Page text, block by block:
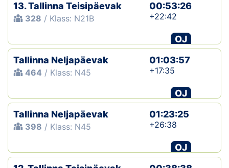
13. Tallinna Teisipäevak
328 / Klass: N21B
00:53:26
+22:42
OJ
Tallinna Neljapäevak
464 / Klass: N45
01:03:57
+17:35
OJ
Tallinna Neljapäevak
398 / Klass: N45
01:23:25
+26:38
OJ